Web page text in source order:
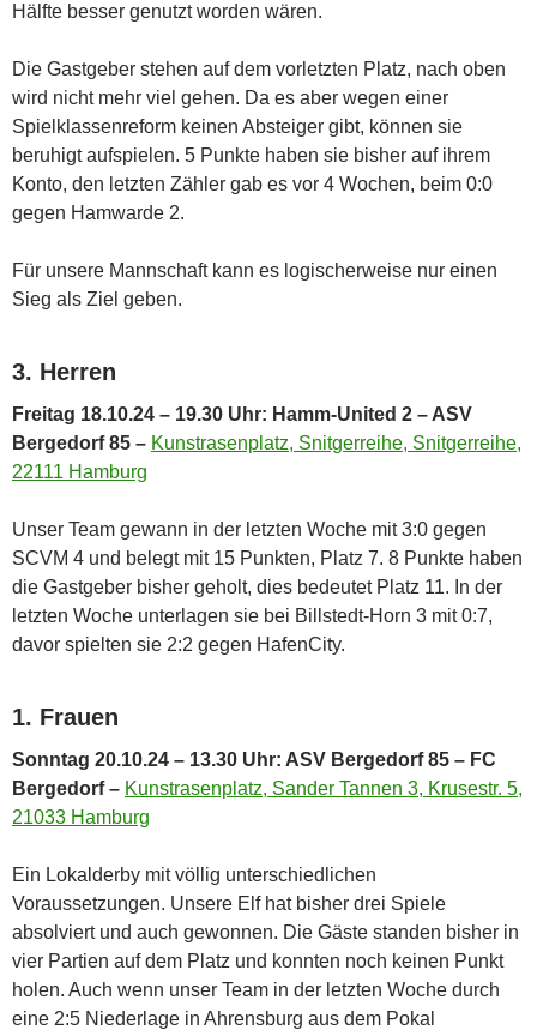
Hälfte besser genutzt worden wären.
Die Gastgeber stehen auf dem vorletzten Platz, nach oben
wird nicht mehr viel gehen. Da es aber wegen einer
Spielklassenreform keinen Absteiger gibt, können sie
beruhigt aufspielen. 5 Punkte haben sie bisher auf ihrem
Konto, den letzten Zähler gab es vor 4 Wochen, beim 0:0
gegen Hamwarde 2.
Für unsere Mannschaft kann es logischerweise nur einen
Sieg als Ziel geben.
3. Herren
Freitag 18.10.24 – 19.30 Uhr: Hamm-United 2 – ASV
Bergedorf 85 – Kunstrasenplatz, Snitgerreihe, Snitgerreihe,
22111 Hamburg
Unser Team gewann in der letzten Woche mit 3:0 gegen
SCVM 4 und belegt mit 15 Punkten, Platz 7. 8 Punkte haben
die Gastgeber bisher geholt, dies bedeutet Platz 11. In der
letzten Woche unterlagen sie bei Billstedt-Horn 3 mit 0:7,
davor spielten sie 2:2 gegen HafenCity.
1. Frauen
Sonntag 20.10.24 – 13.30 Uhr: ASV Bergedorf 85 – FC
Bergedorf – Kunstrasenplatz, Sander Tannen 3, Krusestr. 5,
21033 Hamburg
Ein Lokalderby mit völlig unterschiedlichen
Voraussetzungen. Unsere Elf hat bisher drei Spiele
absolviert und auch gewonnen. Die Gäste standen bisher in
vier Partien auf dem Platz und konnten noch keinen Punkt
holen. Auch wenn unser Team in der letzten Woche durch
eine 2:5 Niederlage in Ahrensburg aus dem Pokal